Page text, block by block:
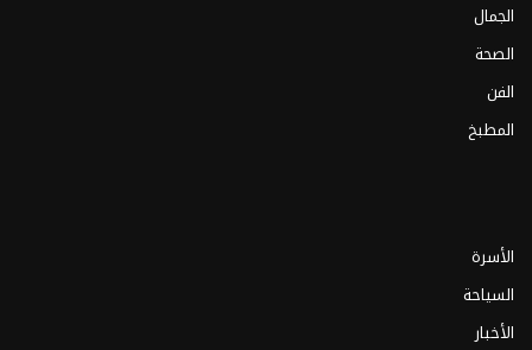
الجمال
الصحة
الفن
المطبخ
الأسرة
السياحة
الأخبار